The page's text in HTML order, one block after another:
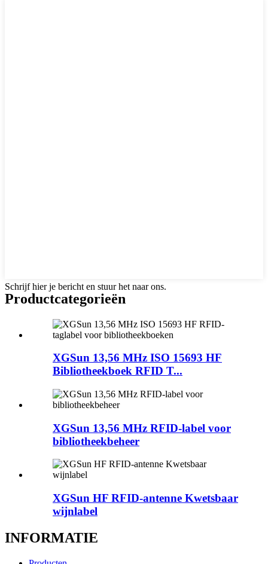
Schrijf hier je bericht en stuur het naar ons.
Productcategorieën
XGSun 13,56 MHz ISO 15693 HF
Bibliotheekboek RFID T...
XGSun 13,56 MHz RFID-label voor
bibliotheekbeheer
XGSun HF RFID-antenne Kwetsbaar
wijnlabel
INFORMATIE